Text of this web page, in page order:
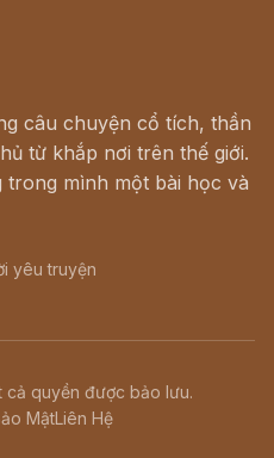
câu chuyện cổ tích, thần
từ khắp nơi trên thế giới.
mình một bài học và
yêu truyện
quyền được bảo lưu.
MậtLiên Hệ